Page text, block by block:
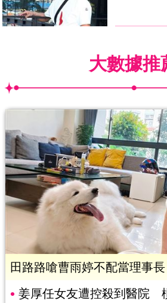
大數據推
田路路嗆曹雨婷不配當理事
姜厚任女友遭控殺到醫院